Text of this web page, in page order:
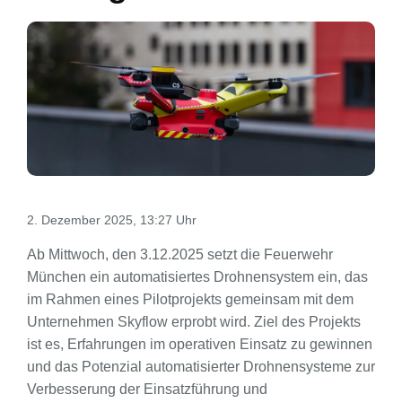
2. Dezember 2025, 13:27 Uhr
Ab Mittwoch, den 3.12.2025 setzt die Feuerwehr
München ein automatisiertes Drohnensystem ein, das
im Rahmen eines Pilotprojekts gemeinsam mit dem
Unternehmen Skyflow erprobt wird. Ziel des Projekts
ist es, Erfahrungen im operativen Einsatz zu gewinnen
und das Potenzial automatisierter Drohnensysteme zur
Verbesserung der Einsatzführung und